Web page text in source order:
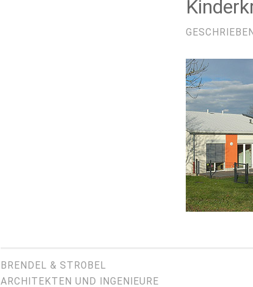
BRENDEL & STROBEL
ARCHITEKTEN UND INGENIEURE